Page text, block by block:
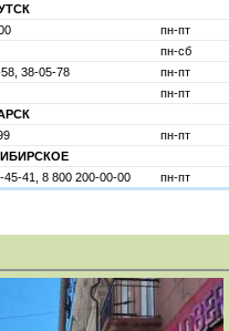
пн-пт
пн-сб
38-05-78 пн-пт
пн-пт
пн-пт
45-41, 8 800 200-00-00 пн-пт